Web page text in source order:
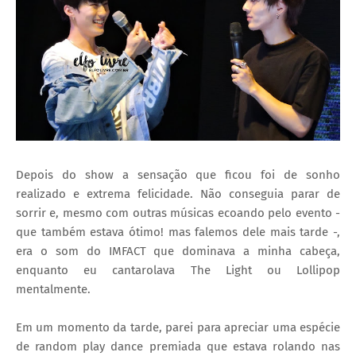
Depois do show a sensação que ficou foi de sonho
realizado e extrema felicidade. Não conseguia parar de
sorrir e, mesmo com outras músicas ecoando pelo evento -
que também estava ótimo! mas falemos dele mais tarde -,
era o som do IMFACT que dominava a minha cabeça,
enquanto eu cantarolava The Light ou Lollipop
mentalmente.
Em um momento da tarde, parei para apreciar uma espécie
de random play dance premiada que estava rolando nas